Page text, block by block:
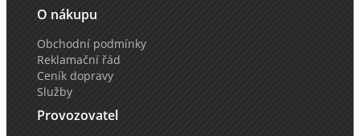
O nákupu
Obchodní podmínky
Reklamační řád
Ceník dopravy
Služby
Provozovatel